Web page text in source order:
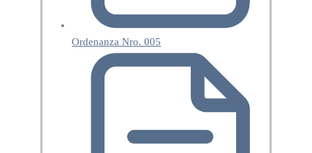
Ordenanza Nro. 005